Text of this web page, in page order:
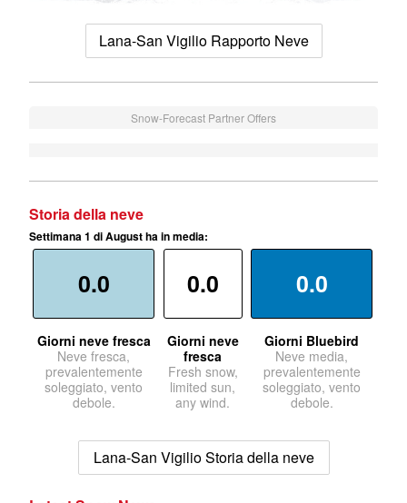
Lana-San Vigilio Rapporto Neve
Snow-Forecast Partner Offers
Storia della neve
Settimana 1 di August ha in media:
0.0
Giorni neve fresca
Neve fresca,
prevalentemente
soleggiato, vento
debole.
0.0
Giorni neve
fresca
Fresh snow,
limited sun,
any wind.
0.0
Giorni Bluebird
Neve media,
prevalentemente
soleggiato, vento
debole.
Lana-San Vigilio Storia della neve